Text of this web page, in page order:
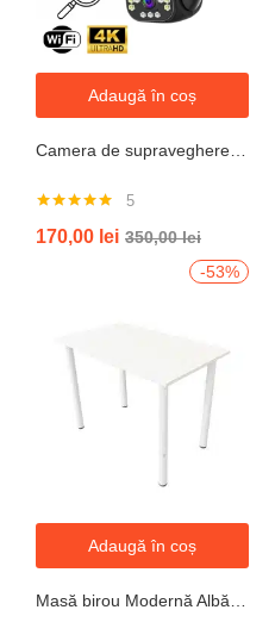
Adaugă în coș
5.00din 5
5
170,00 lei 350,00lei
-53%
Adaugă în coș